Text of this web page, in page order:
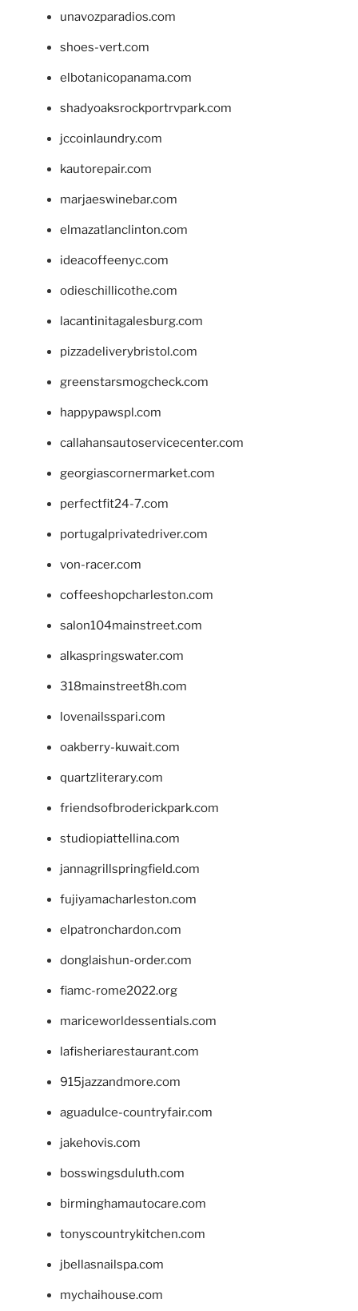
unavozparadios.com
shoes-vert.com
elbotanicopanama.com
shadyoaksrockportrvpark.com
jccoinlaundry.com
kautorepair.com
marjaeswinebar.com
elmazatlanclinton.com
ideacoffeenyc.com
odieschillicothe.com
lacantinitagalesburg.com
pizzadeliverybristol.com
greenstarsmogcheck.com
happypawspl.com
callahansautoservicecenter.com
georgiascornermarket.com
perfectfit24-7.com
portugalprivatedriver.com
von-racer.com
coffeeshopcharleston.com
salon104mainstreet.com
alkaspringswater.com
318mainstreet8h.com
lovenailsspari.com
oakberry-kuwait.com
quartzliterary.com
friendsofbroderickpark.com
studiopiattellina.com
jannagrillspringfield.com
fujiyamacharleston.com
elpatronchardon.com
donglaishun-order.com
fiamc-rome2022.org
mariceworldessentials.com
lafisheriarestaurant.com
915jazzandmore.com
aguadulce-countryfair.com
jakehovis.com
bosswingsduluth.com
birminghamautocare.com
tonyscountrykitchen.com
jbellasnailspa.com
mychaihouse.com